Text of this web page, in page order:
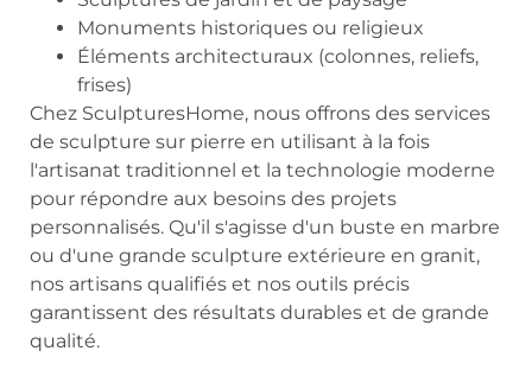
Monuments historiques ou religieux
Éléments architecturaux (colonnes, reliefs,
frises)
Chez SculpturesHome, nous offrons des services
de sculpture sur pierre en utilisant à la fois
l'artisanat traditionnel et la technologie moderne
pour répondre aux besoins des projets
personnalisés. Qu'il s'agisse d'un buste en marbre
ou d'une grande sculpture extérieure en granit,
nos artisans qualifiés et nos outils précis
garantissent des résultats durables et de grande
qualité.